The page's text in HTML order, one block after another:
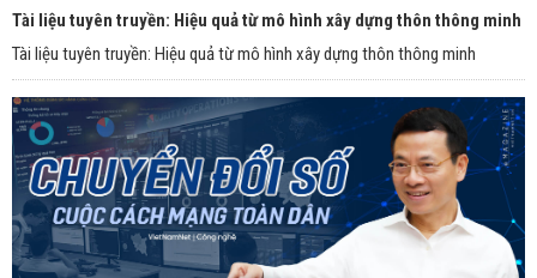
Tài liệu tuyên truyền: Hiệu quả từ mô hình xây dựng thôn thông minh
Tài liệu tuyên truyền: Hiệu quả từ mô hình xây dựng thôn thông minh